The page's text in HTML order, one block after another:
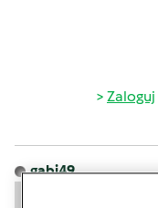
Zaloguj
gabi49